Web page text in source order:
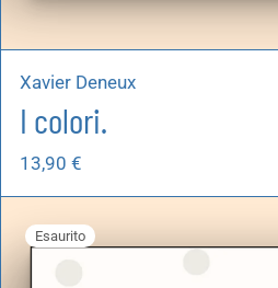
Xavier Deneux
I colori.
13,90 €
Esaurito